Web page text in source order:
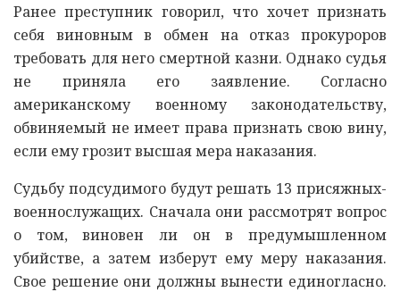
Ранее преступник говорил, что хочет признать
себя виновным в обмен на отказ прокуроров
требовать для него смертной казни. Однако судья
не приняла его заявление. Согласно
американскому военному законодательству,
обвиняемый не имеет права признать свою вину,
если ему грозит высшая мера наказания.
Судьбу подсудимого будут решать 13 присяжных-
военнослужащих. Сначала они рассмотрят вопрос
о том, виновен ли он в предумышленном
убийстве, а затем изберут ему меру наказания.
Свое решение они должны вынести единогласно.